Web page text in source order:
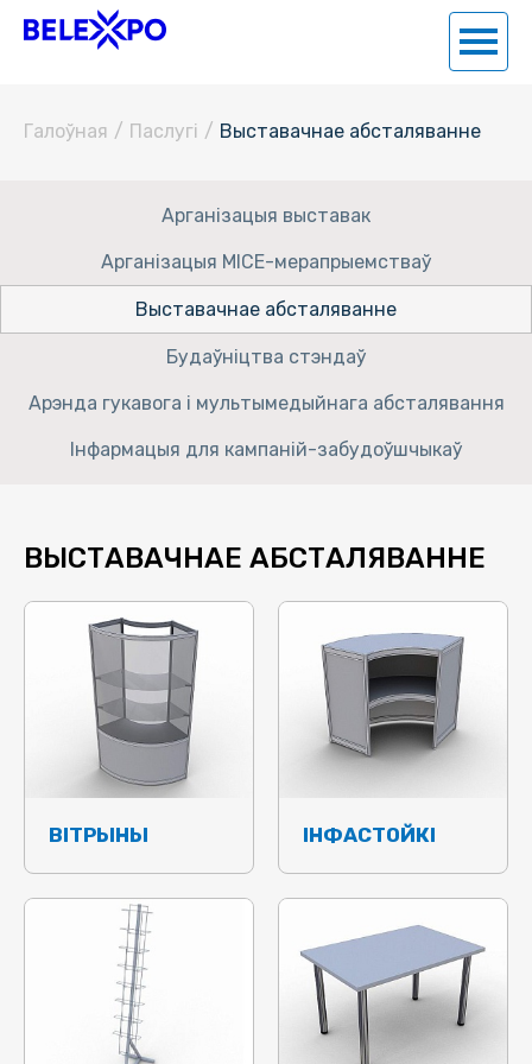
Галоўная / Паслугi / Выставачнае абсталяванне
Арганізацыя выставак
Арганізацыя MICE-мерапрыемстваў
Выставачнае абсталяванне
Будаўніцтва стэндаў
Арэнда гукавога і мультымедыйнага абсталявання
Інфармацыя для кампаній-забудоўшчыкаў
ВЫСТАВАЧНАЕ АБСТАЛЯВАННЕ
ВІТРЫНЫ ІНФАСТОЙКІ